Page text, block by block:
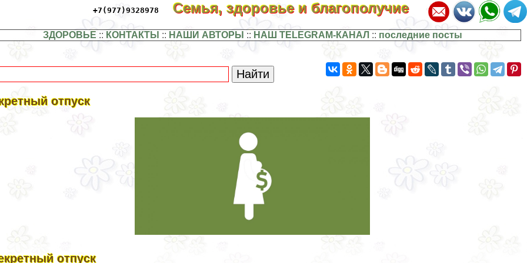
+7(977)9328978 Семья, здоровье и благополучие
ЗДОРОВЬЕ :: КОНТАКТЫ :: НАШИ АВТОРЫ :: НАШ TELEGRAM-КАНАЛ :: последние посты
отпуск
отпуск